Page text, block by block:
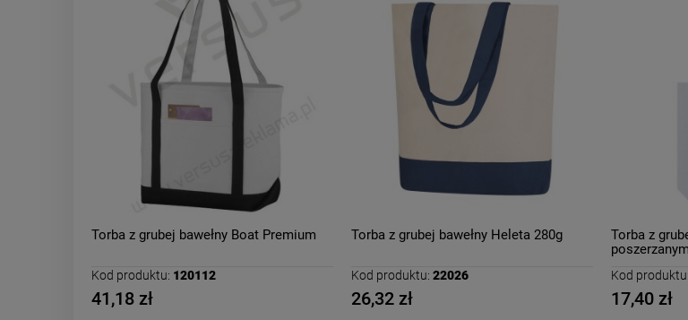
Torba z grubej bawełny Boat Premium
Kod produktu: 120112
41,18 zł
Torba z grubej bawełny Heleta 280g
Kod produktu: 22026
26,32 zł
Torba z
Kod produktu:
17,40 zł